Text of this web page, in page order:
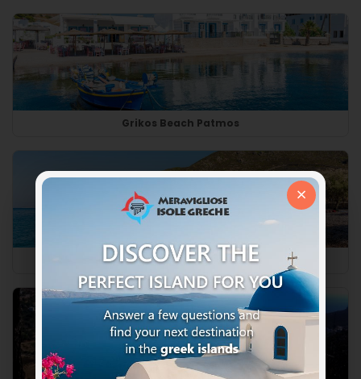
Grikos Beach Patmos
Agios Nikolaos Beach Patmos
×